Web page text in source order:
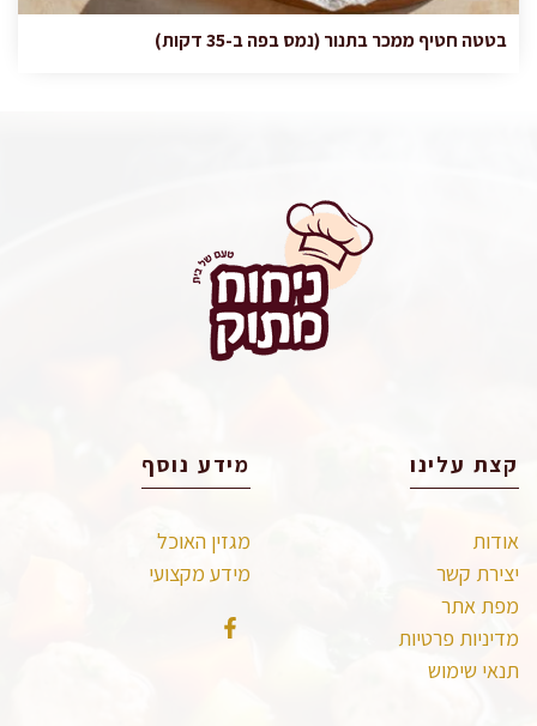
בטטה חטיף ממכר בתנור (נמס בפה ב-35 דקות)
קצת עלינו
אודות
יצירת קשר
מפת אתר
מדיניות פרטיות
תנאי שימוש
מידע נוסף
מגזין האוכל
מידע מקצועי